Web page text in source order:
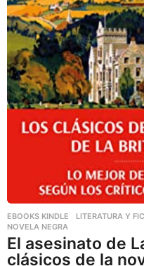
EBOOKS KINDLE ,LITERATURA Y
NOVELA NEGRA
El asesinato de
clásicos de la